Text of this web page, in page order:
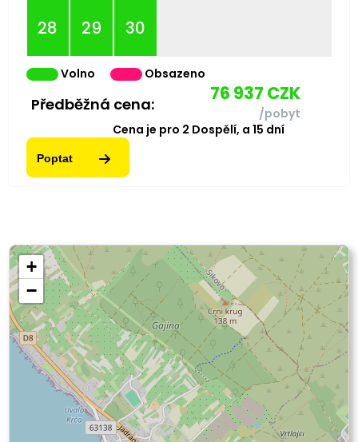
28 29 30
Volno Obsazeno
Předběžná cena: 76 937 CZK
/pobyt
Cena je pro 2 Dospělí, a 15 dní
Poptat
+
−